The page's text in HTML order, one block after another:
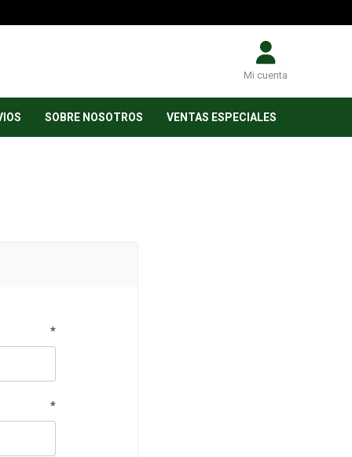
Mi cuenta
SOBRE NOSOTROS VENTAS ESPECIALES
*
*